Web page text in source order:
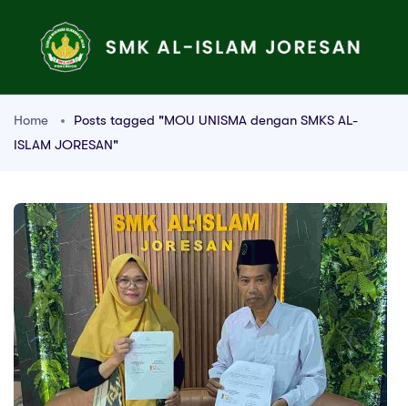
Home
Posts tagged "MOU UNISMA dengan SMKS AL-
ISLAM JORESAN"